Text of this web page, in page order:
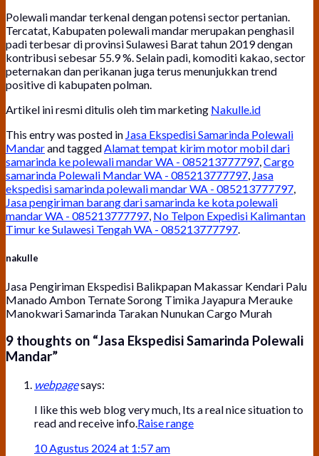
Polewali mandar terkenal dengan potensi sector pertanian.
Tercatat, Kabupaten polewali mandar merupakan penghasil
padi terbesar di provinsi Sulawesi Barat tahun 2019 dengan
kontribusi sebesar 55.9 %. Selain padi, komoditi kakao, sector
peternakan dan perikanan juga terus menunjukkan trend
positive di kabupaten polman.
Artikel ini resmi ditulis oleh tim marketing Nakulle.id
This entry was posted in Jasa Ekspedisi Samarinda Polewali
Mandarand taggedAlamat tempat kirim motor mobil dari
samarinda ke polewali mandar WA - 085213777797,Cargo
samarinda Polewali Mandar WA - 085213777797, Jasa
ekspedisi samarinda polewali mandar WA - 085213777797,
Jasa pengiriman barang dari samarinda ke kota polewali
mandar WA - 085213777797, No Telpon Expedisi Kalimantan
Timur ke Sulawesi Tengah WA - 085213777797.
nakulle
Jasa Pengiriman Ekspedisi Balikpapan Makassar Kendari Palu
Manado Ambon Ternate Sorong Timika Jayapura Merauke
Manokwari Samarinda Tarakan Nunukan Cargo Murah
9 thoughts on “Jasa Ekspedisi Samarinda Polewali
Mandar”
webpagesays:
I like this web blog very much, Its a real nice situation to
read and receive info.Raise range
10 Agustus 2024 at 1:57 am